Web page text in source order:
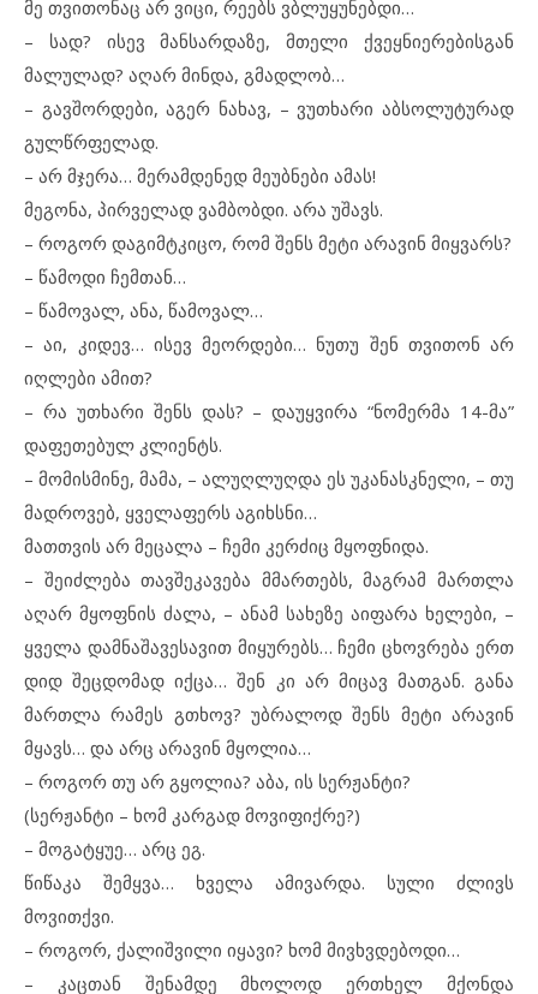
მე თვითონაც არ ვიცი, რეებს ვბლუყუნებდი…
– სად? ისევ მანსარდაზე, მთელი ქვეყნიერებისგან
მალულად? აღარ მინდა, გმადლობ…
– გავშორდები, აგერ ნახავ, – ვუთხარი აბსოლუტურად
გულწრფელად.
– არ მჯერა… მერამდენედ მეუბნები ამას!
მეგონა, პირველად ვამბობდი. არა უშავს.
– როგორ დაგიმტკიცო, რომ შენს მეტი არავინ მიყვარს?
– წამოდი ჩემთან…
– წამოვალ, ანა, წამოვალ…
– აი, კიდევ… ისევ მეორდები… ნუთუ შენ თვითონ არ
იღლები ამით?
– რა უთხარი შენს დას? – დაუყვირა “ნომერმა 14-მა”
დაფეთებულ კლიენტს.
– მომისმინე, მამა, – ალუღლუღდა ეს უკანასკნელი, – თუ
მადროვებ, ყველაფერს აგიხსნი…
მათთვის არ მეცალა – ჩემი კერძიც მყოფნიდა.
– შეიძლება თავშეკავება მმართებს, მაგრამ მართლა
აღარ მყოფნის ძალა, – ანამ სახეზე აიფარა ხელები, –
ყველა დამნაშავესავით მიყურებს… ჩემი ცხოვრება ერთ
დიდ შეცდომად იქცა… შენ კი არ მიცავ მათგან. განა
მართლა რამეს გთხოვ? უბრალოდ შენს მეტი არავინ
მყავს… და არც არავინ მყოლია…
– როგორ თუ არ გყოლია? აბა, ის სერჟანტი?
(სერჟანტი – ხომ კარგად მოვიფიქრე?)
– მოგატყუე… არც ეგ.
წიწაკა შემყვა… ხველა ამივარდა. სული ძლივს
მოვითქვი.
– როგორ, ქალიშვილი იყავი? ხომ მივხვდებოდი…
– კაცთან შენამდე მხოლოდ ერთხელ მქონდა